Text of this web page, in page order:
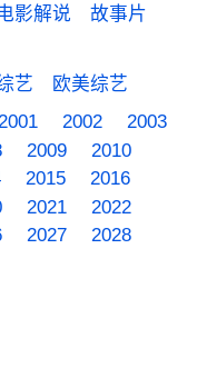
影解说
故事片
艺
欧美综艺
2002
2003
2009
2010
2015
2016
2021
2022
2027
2028